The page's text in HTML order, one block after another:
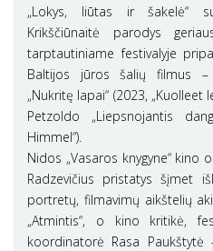
„Lokys, liūtas ir šakelė“
Krikščiūnaitė parodys
tarptautiniame festivalyje
Baltijos jūros šalių filmus –
„Nukritę lapai“ (2023, „Kuolleet
Petzoldo „Liepsnojantis
Himmel“).
Nidos „Vasaros knygyne“ kino
Radzevičius pristatys šįmet
portretų, filmavimų aikštelių
„Atmintis“, o kino kritikė,
koordinatorė Rasa Paukštytė